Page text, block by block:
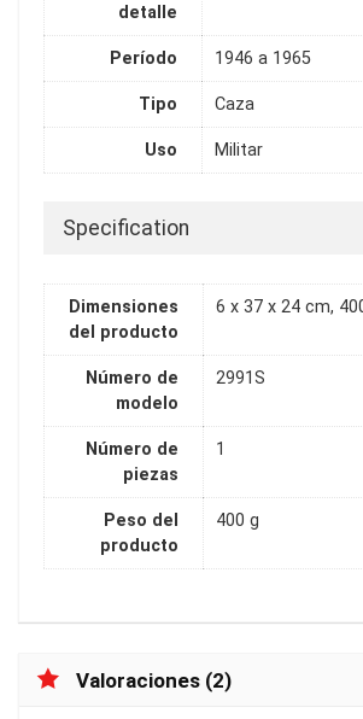
detalle
Período 1946 a 1965
Tipo Caza
Uso Militar
Specification
Dimensiones
del producto
6 x 37 x 24 cm,
Número de
modelo
2991S
Número de
piezas
1
Peso del
producto
400 g
Valoraciones (2)